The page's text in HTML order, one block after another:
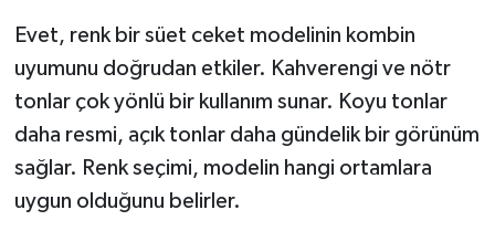
Evet, renk bir süet ceket modelinin kombin
uyumunu doğrudan etkiler. Kahverengi ve nötr
tonlar çok yönlü bir kullanım sunar. Koyu tonlar
daha resmi, açık tonlar daha gündelik bir görünüm
sağlar. Renk seçimi, modelin hangi ortamlara
uygun olduğunu belirler.